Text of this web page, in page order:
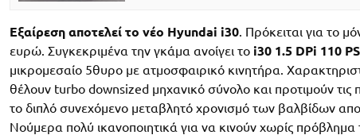
Εξαίρεση αποτελεί το νέο Hyundai i30. Πρόκειται για το
ευρώ. Συγκεκριμένα την γκάμα ανοίγει το i30 1.5 DPi 110
μικρομεσαίο 5θυρο με ατμοσφαιρικό κινητήρα.
θέλουν turbo downsized μηχανικό σύνολο και προτιμούν τις
το διπλό συνεχόμενο μεταβλητό χρονισμό των βαλβίδων
Νούμερα πολύ ικανοποιητικά για να κινούν χωρίς